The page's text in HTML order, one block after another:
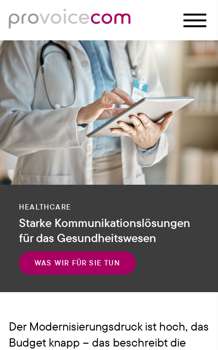
HEALTHCARE
Starke Kommunikations­lösungen
für das Gesundheitswesen
WAS WIR FÜR SIE TUN
Der Modernisierungsdruck ist hoch, das
Budget knapp – das beschreibt die